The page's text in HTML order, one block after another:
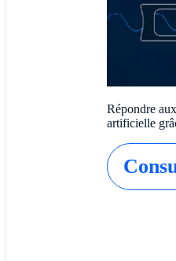
Répondre
artificielle